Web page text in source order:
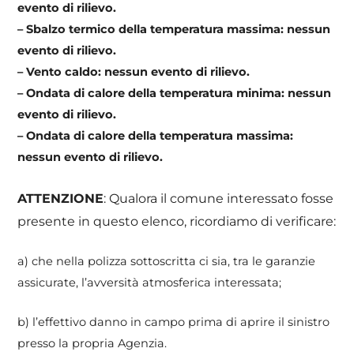
evento di rilievo.
– Sbalzo termico della temperatura massima: nessun
evento di rilievo.
– Vento caldo: nessun evento di rilievo.
– Ondata di calore della temperatura minima: nessun
evento di rilievo.
– Ondata di calore della temperatura massima:
nessun evento di rilievo.
ATTENZIONE: Qualora il comune interessato fosse
presente in questo elenco, ricordiamo di verificare:
a) che nella polizza sottoscritta ci sia, tra le garanzie
assicurate, l’avversità atmosferica interessata;
b) l’effettivo danno in campo prima di aprire il sinistro
presso la propria Agenzia.